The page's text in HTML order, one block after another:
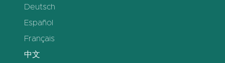
Deutsch
Español
Français
中文